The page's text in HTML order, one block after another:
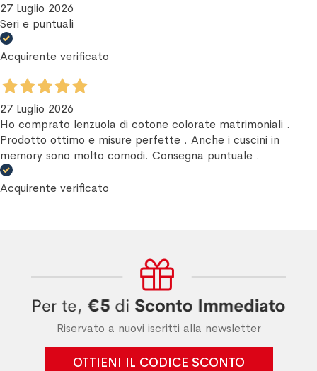
27 Luglio 2026
Seri e puntuali
Acquirente verificato
27 Luglio 2026
Ho comprato lenzuola di cotone colorate matrimoniali .
Prodotto ottimo e misure perfette . Anche i cuscini in
memory sono molto comodi. Consegna puntuale .
Acquirente verificato
Riservato a nuovi iscritti alla newsletter
OTTIENI IL CODICE SCONTO